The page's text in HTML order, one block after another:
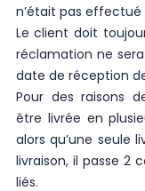
n’était pas effectué
Le client doit
réclamation ne
date de réception
Pour des raisons
être livrée en
alors qu’une seule
livraison, il passe 2
liés.